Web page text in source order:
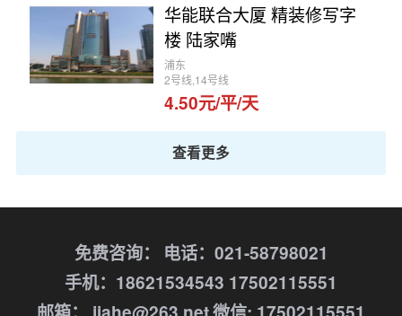
华能联合大厦 精装修写字
楼 陆家嘴
浦东
2号线,14号线
4.50元/平/天
查看更多
免费咨询：
电话：021-58798021
手机：18621534543 17502115551